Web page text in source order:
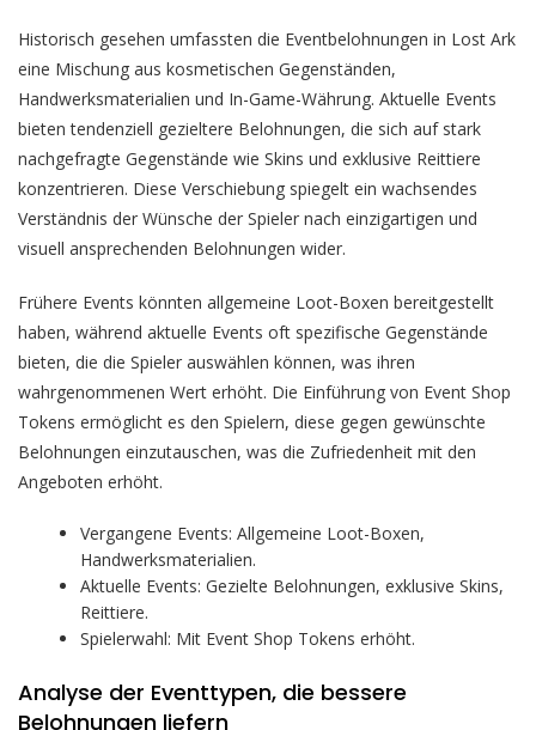
Historisch gesehen umfassten die Eventbelohnungen in Lost Ark
eine Mischung aus kosmetischen Gegenständen,
Handwerksmaterialien und In-Game-Währung. Aktuelle Events
bieten tendenziell gezieltere Belohnungen, die sich auf stark
nachgefragte Gegenstände wie Skins und exklusive Reittiere
konzentrieren. Diese Verschiebung spiegelt ein wachsendes
Verständnis der Wünsche der Spieler nach einzigartigen und
visuell ansprechenden Belohnungen wider.
Frühere Events könnten allgemeine Loot-Boxen bereitgestellt
haben, während aktuelle Events oft spezifische Gegenstände
bieten, die die Spieler auswählen können, was ihren
wahrgenommenen Wert erhöht. Die Einführung von Event Shop
Tokens ermöglicht es den Spielern, diese gegen gewünschte
Belohnungen einzutauschen, was die Zufriedenheit mit den
Angeboten erhöht.
Vergangene Events: Allgemeine Loot-Boxen,
Handwerksmaterialien.
Aktuelle Events: Gezielte Belohnungen, exklusive Skins,
Reittiere.
Spielerwahl: Mit Event Shop Tokens erhöht.
Analyse der Eventtypen, die bessere
Belohnungen liefern